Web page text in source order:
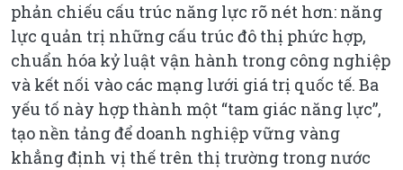
phản chiếu cấu trúc năng lực rõ nét hơn: năng
lực quản trị những cấu trúc đô thị phức hợp,
chuẩn hóa kỷ luật vận hành trong công nghiệp
và kết nối vào các mạng lưới giá trị quốc tế. Ba
yếu tố này hợp thành một “tam giác năng lực”,
tạo nền tảng để doanh nghiệp vững vàng
khẳng định vị thế trên thị trường trong nước